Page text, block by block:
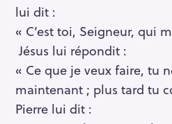
lui dit :
« C’est toi, Seigneur, qui
Jésus lui répondit :
« Ce que je veux faire, tu
maintenant ; plus tard tu
Pierre lui dit :